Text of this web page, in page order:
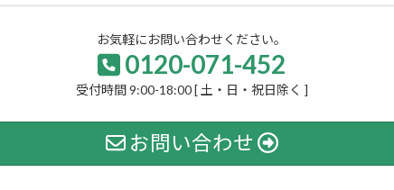
お気軽にお問い合わせください。
0120-071-452
受付時間 9:00-18:00 [ 土・日・祝日除く ]
お問い合わせ